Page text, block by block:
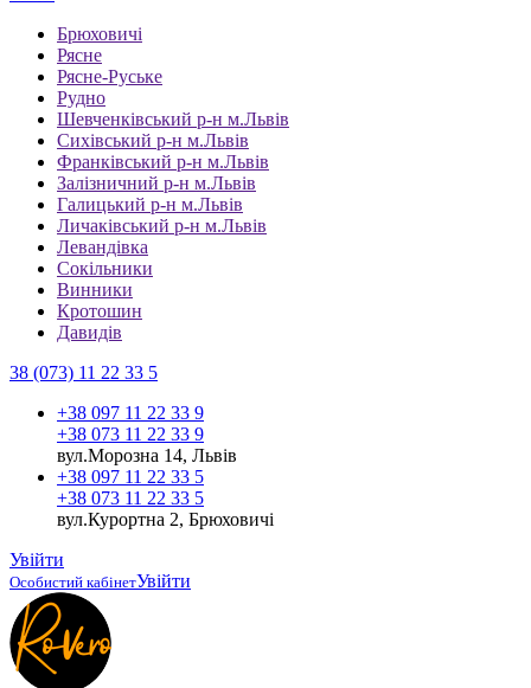
Брюховичі
Рясне
Рясне-Руське
Рудно
Шевченківський р-н м.Львів
Сихівський р-н м.Львів
Франківський р-н м.Львів
Залізничний р-н м.Львів
Галицький р-н м.Львів
Личаківський р-н м.Львів
Левандівка
Сокільники
Винники
Кротошин
Давидів
38 (073) 11 22 33 5
+38 097 11 22 33 9
+38 073 11 22 33 9
вул.Морозна 14, Львів
+38 097 11 22 33 5
+38 073 11 22 33 5
вул.Курортна 2, Брюховичі
Увійти
Особистий кабінетУвійти